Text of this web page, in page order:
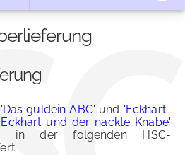
guldein ABC' und 'Eckhart-
und der nackte Knabe'
in der folgenden HSC-